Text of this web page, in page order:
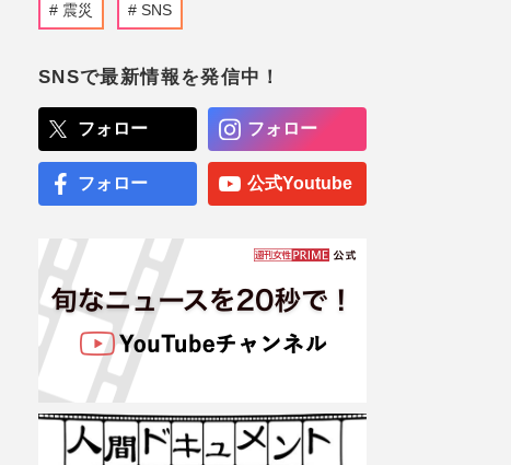
震災 SNS
SNSで最新情報を発信中！
フォロー フォロー
フォロー 公式Youtube